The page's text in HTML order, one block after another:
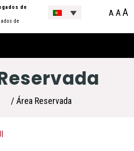
de
de
A AA
/ Área Reservada